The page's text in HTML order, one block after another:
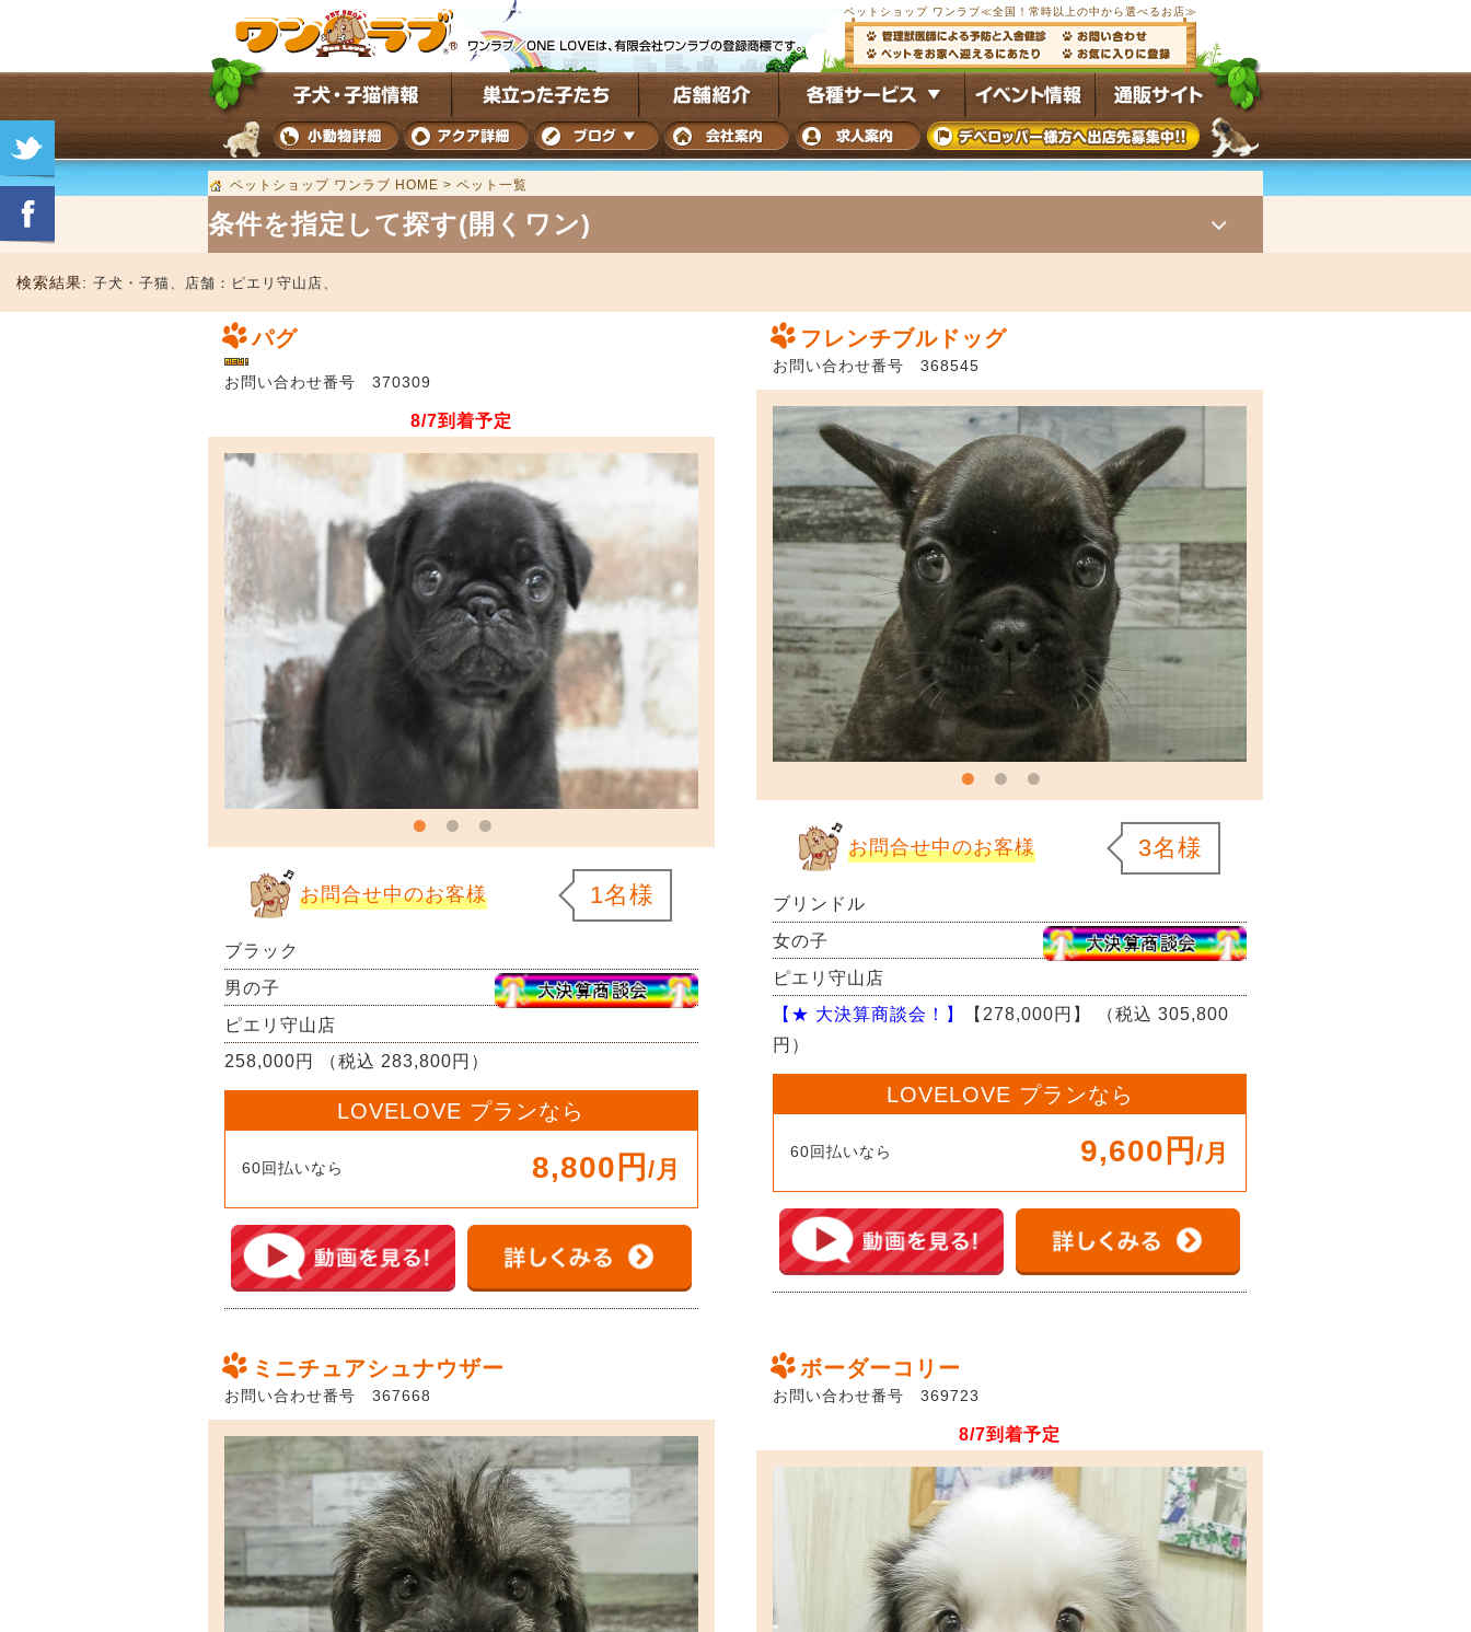
ペットショップ ワンラブ≪全国 ！常時 以上の中から選べるお店≫
ペットショップ ワンラブ HOME > ペット一覧
条件を指定して探す(開くワン)
検索結果: 子犬・子猫、 店舗： ピエリ守山店、
パグ
お問い合わせ番号 370309
8/7到着予定
お問合せ中のお客様 1名様
ブラック
男の子
ピエリ守山店
258,000円 （税込 283,800円）
LOVELOVE プランなら
60回払いなら 8,800円 /月
フレンチブルドッグ
お問い合わせ番号 368545
お問合せ中のお客様 3名様
ブリンドル
女の子
ピエリ守山店
【★ 大決算商談会！】
【278,000円】
（税込 305,800
円）
LOVELOVE プランなら
60回払いなら 9,600円 /月
ミニチュアシュナウザー
お問い合わせ番号 367668
ボーダーコリー
お問い合わせ番号 369723
8/7到着予定